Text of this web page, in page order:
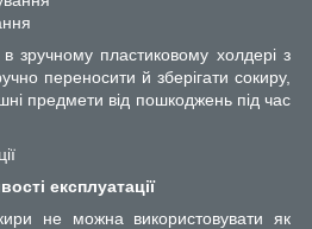
в зручному пластиковому холдері з
переносити й зберігати сокиру,
предмети від пошкоджень під час
експлуатації
не можна використовувати як